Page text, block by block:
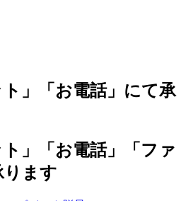
」「お電話」にて承
」「お電話」「ファ
ります